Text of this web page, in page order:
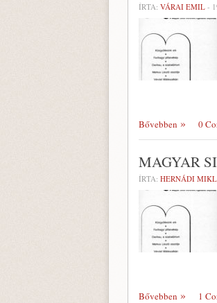
ÍRTA: VÁRAI EMIL -
Bővebben 0
MAGYAR
ÍRTA: HERNÁDI
Bővebben 1